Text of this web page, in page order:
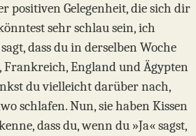
positiven Gelegenheit, die sich dir
sehr schlau sein, ich
dass du in derselben Woche
Frankreich, England und Ägypten
du vielleicht darüber nach,
schlafen. Nun, sie haben Kissen
dass du, wenn du »Ja« sagst,